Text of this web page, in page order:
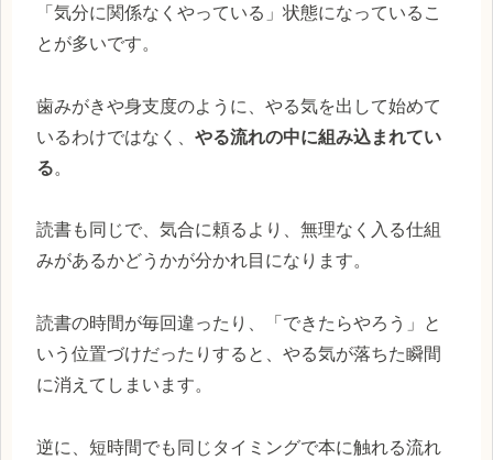
「気分に関係なくやっている」状態になっているこ
とが多いです。
歯みがきや身支度のように、やる気を出して始めて
いるわけではなく、 やる流れの中に組み込まれてい
る。
読書も同じで、気合に頼るより、無理なく入る仕組
みがあるかどうかが分かれ目になります。
読書の時間が毎回違ったり、「できたらやろう」と
いう位置づけだったりすると、やる気が落ちた瞬間
に消えてしまいます。
逆に、短時間でも同じタイミングで本に触れる流れ